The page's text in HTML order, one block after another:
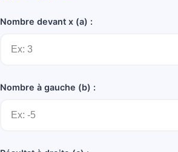
Nombre devant x (a) :
Nombre à gauche (b) :